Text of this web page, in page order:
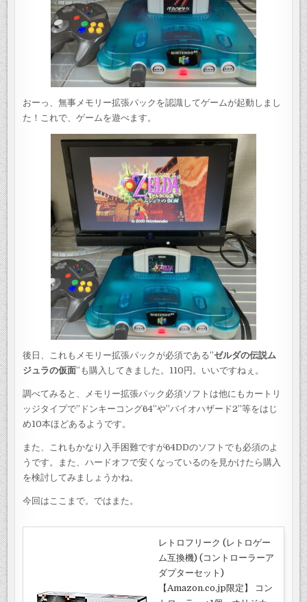
おーっ、無事メモリー拡張パックを認識してゲームが起動しまし
た！これで、ゲームを遊べます。
後日、これもメモリー拡張パックが必須である”ゼルダの伝説ム
ジュラの仮面”も購入してきました。110円。いいですねぇ。
調べてみると、メモリー拡張パック必須ソフトは他にもカートリ
ッジタイプで”ドンキーコング64”や”バイオハザード2”等をはじ
め10本ほどあるようです。
また、これもかなり入手困難ですが64DDのソフトでも必須のよ
うです。また、ハードオフで安くなっているのを見かけたら購入
を検討してみましょうかね。
今回はここまで。ではまた。
レトロフリーク (レトロゲー
ム互換機) (コントローラーア
ダプターセット)
【Amazon.co.jp限定】 コン